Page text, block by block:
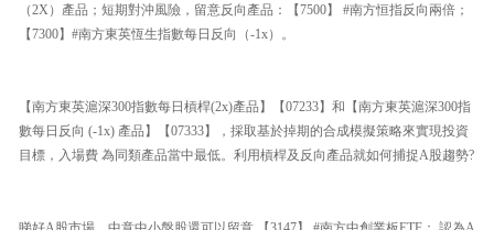
（2X）產品；短期對沖風險，留意反向產品：【7500】 #南方恒指反向兩倍；
【7300】#南方東英恆生指數每日反向（-1x）。
【南方東英滬深300指數每日槓桿(2x)產品】【07233】和【南方東英滬深300指
數每日反向 (-1x) 產品】【07333】，採取基於掉期的合成模擬策略來實現投資
目標，入場費 為同類產品當中最低。利用槓桿及反向產品就如何捕捉A股趨勢?